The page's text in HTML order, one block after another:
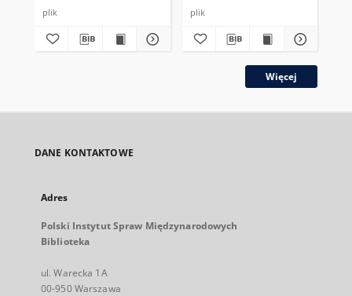
plik plik
Więcej
DANE KONTAKTOWE
Adres
Polski Instytut Spraw Międzynarodowych
Biblioteka
ul. Warecka 1A
00-950 Warszawa